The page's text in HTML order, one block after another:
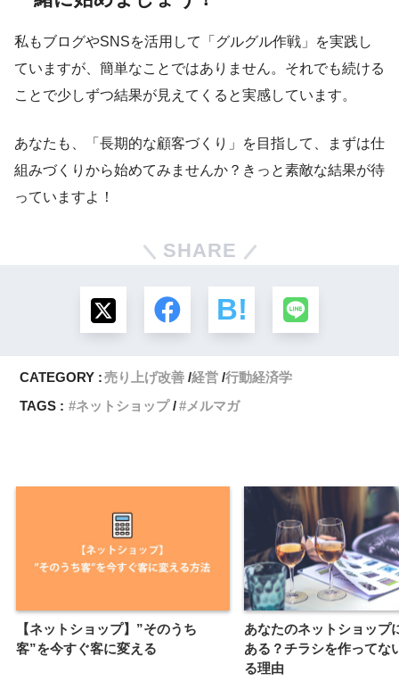
私もブログやSNSを活用して「グルグル作戦」を実践し
ていますが、簡単なことではありません。それでも続ける
ことで少しずつ結果が見えてくると実感しています。
あなたも、「長期的な顧客づくり」を目指して、まずは仕
組みづくりから始めてみませんか？きっと素敵な結果が待
っていますよ！
SHARE
CATEGORY :売り上げ改善 経営 行動経済学
TAGS :
ネットショップ メルマガ
【ネットショップ】”そのうち
客”を今すぐ客に変える
あなたのネットショップ
ある？チラシを作ってな
る理由